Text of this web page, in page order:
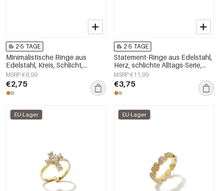
2-5 TAGE
Minimalistische Ringe aus
Edelstahl, Kreis, Schlicht,
Alltagsschmuck,
Damenschmuck
MSRP €8,99
€2,75
2-5 TAGE
Statement-Ringe aus Edelstahl,
Herz, schlichte Alltags-Serie,
Damenschmuck
MSRP €11,99
€3,75
EU-Lager EU-Lager